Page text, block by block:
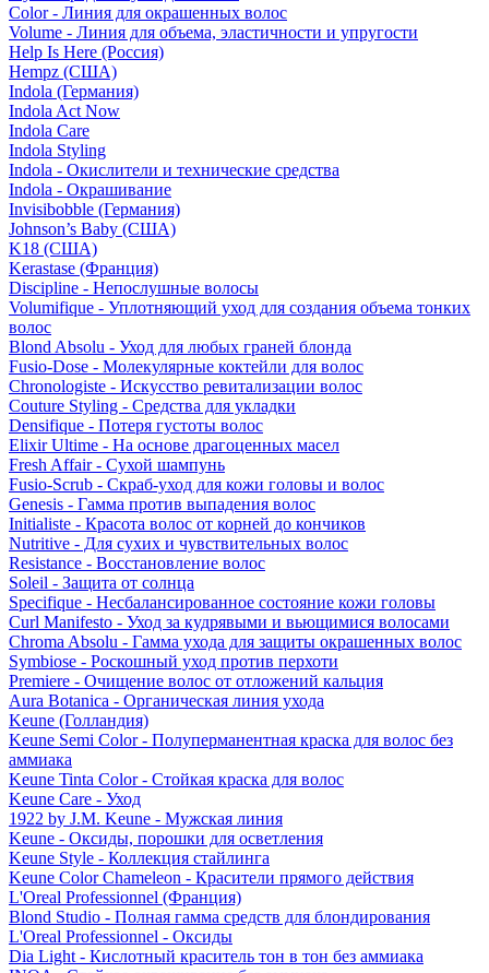
Color - Линия для окрашенных волос
Volume - Линия для объема, эластичности и упругости
Help Is Here (Россия)
Hempz (США)
Indola (Германия)
Indola Act Now
Indola Care
Indola Styling
Indola - Окислители и технические средства
Indola - Окрашивание
Invisibobble (Германия)
Johnson’s Baby (США)
K18 (США)
Kerastase (Франция)
Discipline - Непослушные волосы
Volumifique - Уплотняющий уход для создания объема тонких
волос
Blond Absolu - Уход для любых граней блонда
Fusio-Dose - Молекулярные коктейли для волос
Chronologiste - Искусство ревитализации волос
Couture Styling - Средства для укладки
Densifique - Потеря густоты волос
Elixir Ultime - На основе драгоценных масел
Fresh Affair - Сухой шампунь
Fusio-Scrub - Скраб-уход для кожи головы и волос
Genesis - Гамма против выпадения волос
Initialiste - Красота волос от корней до кончиков
Nutritive - Для сухих и чувствительных волос
Resistance - Восстановление волос
Soleil - Защита от солнца
Specifique - Несбалансированное состояние кожи головы
Curl Manifesto - Уход за кудрявыми и вьющимися волосами
Chroma Absolu - Гамма ухода для защиты окрашенных волос
Symbiose - Роскошный уход против перхоти
Premiere - Очищение волос от отложений кальция
Aura Botanica - Органическая линия ухода
Keune (Голландия)
Keune Semi Color - Полуперманентная краска для волос без
аммиака
Keune Tinta Color - Стойкая краска для волос
Keune Care - Уход
1922 by J.M. Keune - Мужская линия
Keune - Оксиды, порошки для осветления
Keune Style - Коллекция стайлинга
Keune Color Chameleon - Красители прямого действия
L'Oreal Professionnel (Франция)
Blond Studio - Полная гамма средств для блондирования
L'Oreal Professionnel - Оксиды
Dia Light - Кислотный краситель тон в тон без аммиака